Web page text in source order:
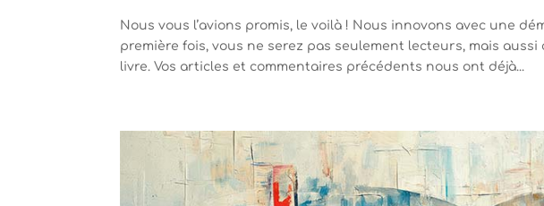
Nous vous l’avions promis, le voilà ! Nous innovons avec une
première fois, vous ne serez pas seulement lecteurs, mais
livre. Vos articles et commentaires précédents nous ont déjà...